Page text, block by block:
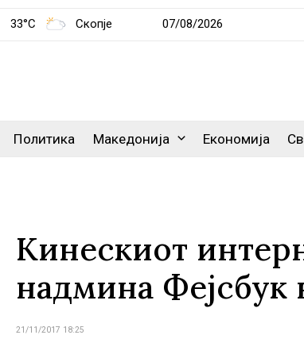
33°C Скопје 07/08/2026
Политика Македонија Економија
Кинескиот
надмина Фејсбук
21/11/2017 18:25